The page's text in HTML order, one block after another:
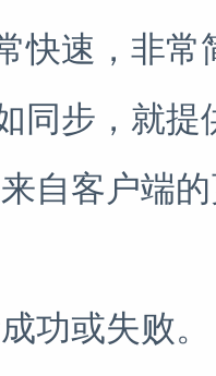
快速，非
同步，就
自客户端
功或失败